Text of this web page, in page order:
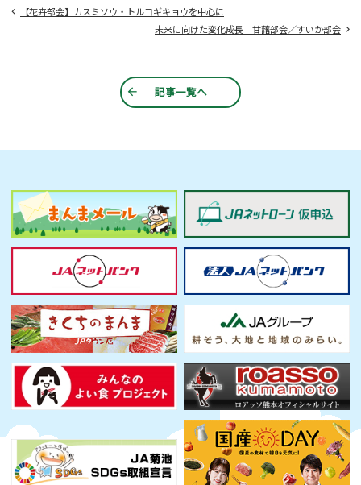
【花卉部会】カスミソウ・トルコギキョウを中心に
未来に向けた変化成長 甘藷部会／すいか部会
記事一覧へ